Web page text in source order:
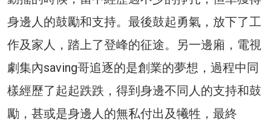
身邊人的鼓勵和支持。最後鼓起勇氣，放下了工
作及家人，踏上了登峰的征途。另一邊廂，電視
劇集內saving哥追逐的是創業的夢想，過程中同
樣經歷了起起跌跌，得到身邊不同人的支持和鼓
勵，甚或是身邊人的無私付出及犧牲，最終